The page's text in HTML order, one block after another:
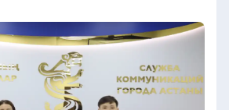
Мир
Служба Комплаенс
Служу стране